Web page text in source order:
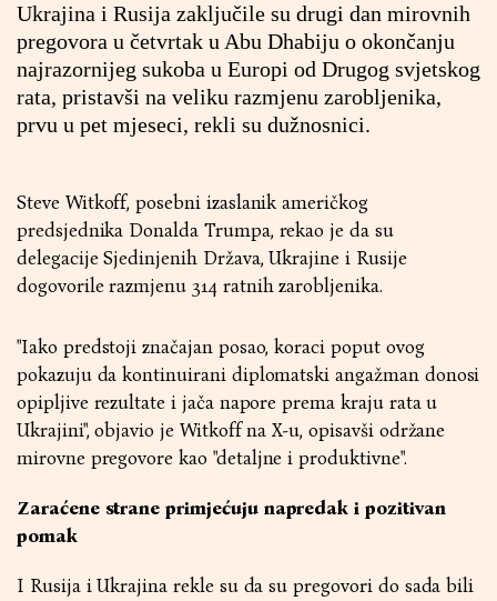
Ukrajina i Rusija zaključile su drugi dan mirovnih
pregovora u četvrtak u Abu Dhabiju o okončanju
najrazornijeg sukoba u Europi od Drugog svjetskog
rata, pristavši na veliku razmjenu zarobljenika,
prvu u pet mjeseci, rekli su dužnosnici.
Steve Witkoff, posebni izaslanik američkog
predsjednika Donalda Trumpa, rekao je da su
delegacije Sjedinjenih Država, Ukrajine i Rusije
dogovorile razmjenu 314 ratnih zarobljenika.
"Iako predstoji značajan posao, koraci poput ovog
pokazuju da kontinuirani diplomatski angažman donosi
opipljive rezultate i jača napore prema kraju rata u
Ukrajini", objavio je Witkoff na X-u, opisavši održane
mirovne pregovore kao "detaljne i produktivne".
Zaraćene strane primjećuju napredak i pozitivan
pomak
I Rusija i Ukrajina rekle su da su pregovori do sada bili